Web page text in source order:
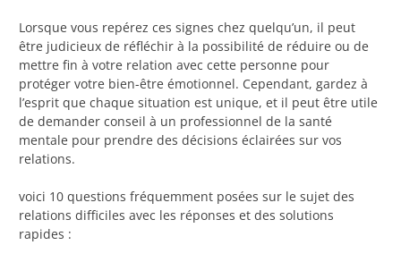
Lorsque vous repérez ces signes chez quelqu’un, il peut
être judicieux de réfléchir à la possibilité de réduire ou de
mettre fin à votre relation avec cette personne pour
protéger votre bien-être émotionnel. Cependant, gardez à
l’esprit que chaque situation est unique, et il peut être utile
de demander conseil à un professionnel de la santé
mentale pour prendre des décisions éclairées sur vos
relations.
voici 10 questions fréquemment posées sur le sujet des
relations difficiles avec les réponses et des solutions
rapides :